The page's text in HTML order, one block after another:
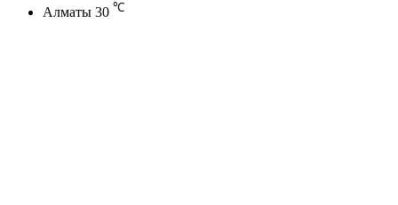
Алматы 30 ℃